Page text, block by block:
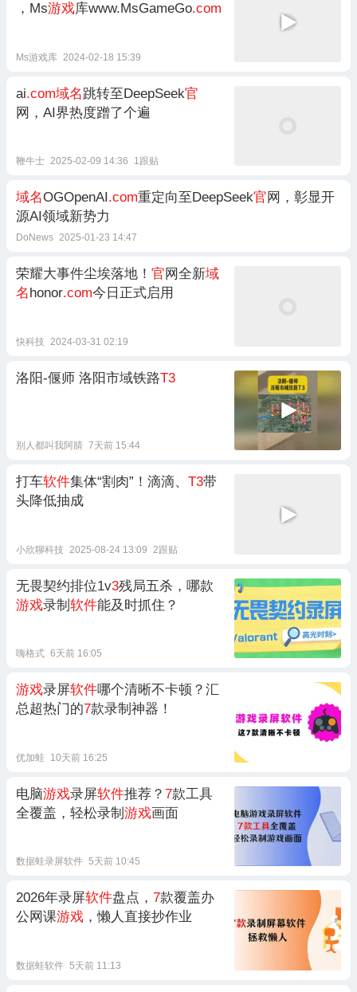
，Ms游戏库www.MsGameGo.com
Ms游戏库 2024-02-18 15:39
ai.com域名跳转至DeepSeek官
网，AI界热度蹭了个遍
鞭牛士 2025-02-09 14:36 1跟贴
域名OGOpenAI .com重定向至DeepSeek官网，彰显开
源AI领域新势力
DoNews 2025-01-23 14:47
荣耀大事件尘埃落地！ 官网全新域
名 honor.com今日正式启用
快科技 2024-03-31 02:19
洛阳-偃师 洛阳市域铁路T3
别人都叫我阿腈 7天前 15:44
打车软件集体“割肉”！滴滴、 T3带
头降低抽成
小欣聊科技 2025-08-24 13:09 2跟贴
无畏契约排位1v3残局五杀，哪款
游戏录制 软件能及时抓住？
嗨格式 6天前 16:05
游戏录屏软件哪个清晰不卡顿？汇
总超热门的7款录制神器！
优加蛙 10天前 16:25
电脑游戏录屏软件推荐？ 7款工具
全覆盖，轻松录制 游戏画面
数据蛙录屏软件 5天前 10:45
2026年录屏软件盘点， 7款覆盖办
公网课游戏 ，懒人直接抄作业
数据蛙软件 5天前 11:13